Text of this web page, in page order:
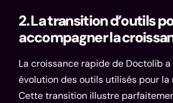
2. La transition d’outils
accompagner la
La croissance rapide de Doctolib
évolution des outils utilisés pour
Cette transition illustre